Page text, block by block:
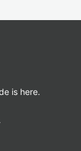
is here.